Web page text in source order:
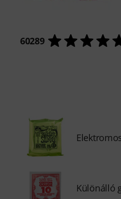
60289
Különálló